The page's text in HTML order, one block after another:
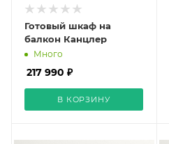
Готовый шкаф на
балкон Канцлер
Много
217 990 ₽
В КОРЗИНУ